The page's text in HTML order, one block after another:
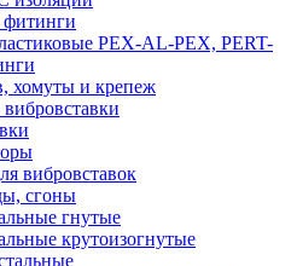
PEX-AL-PEX, PERT-
хомуты и крепеж
вибровставок
сгоны
гнутые
крутоизогнутые